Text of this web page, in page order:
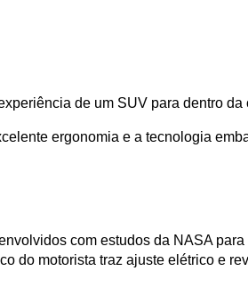
de um SUV para dentro da
ergonomia e a tecnologia
com estudos da NASA
do motorista traz ajuste elétrico e